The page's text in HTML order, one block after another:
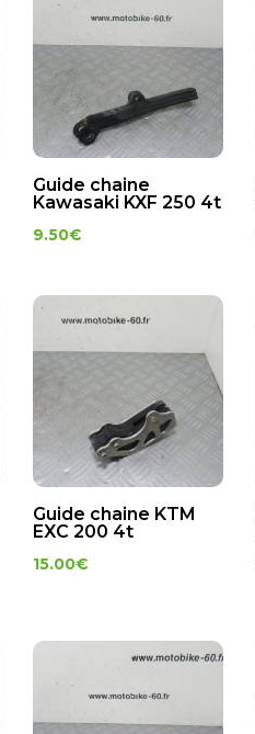
Guide chaine
Kawasaki KXF 250 4t
9.50€
Guide chaine KTM
EXC 200 4t
15.00€